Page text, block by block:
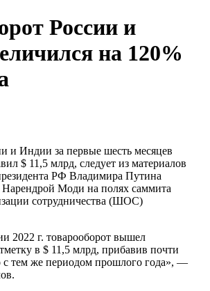
России и
на 120%
и Индии за первые шесть месяцев
$ 11,5 млрд, следует из материалов
РФ Владимира Путина
Моди на полях саммита
сотрудничества (ШОС)
2022 г. товарооборот вышел
в $ 11,5 млрд, прибавив почти
с тем же периодом прошлого года», —